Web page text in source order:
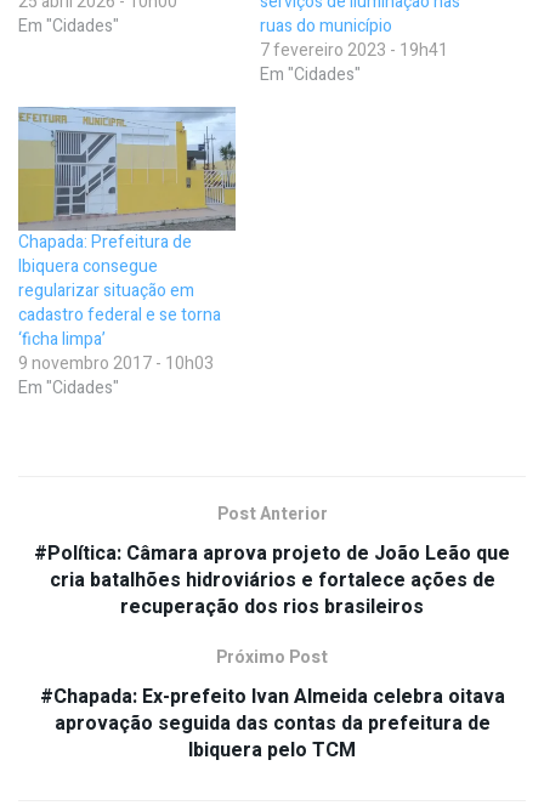
Em "Cidades"
ruas do município
7 fevereiro 2023 - 19h41
Em "Cidades"
Chapada: Prefeitura de
Ibiquera consegue
regularizar situação em
cadastro federal e se torna
‘ficha limpa’
9 novembro 2017 - 10h03
Em "Cidades"
Post Anterior
#Política: Câmara aprova projeto de João Leão que
cria batalhões hidroviários e fortalece ações de
recuperação dos rios brasileiros
Próximo Post
#Chapada: Ex-prefeito Ivan Almeida celebra oitava
aprovação seguida das contas da prefeitura de
Ibiquera pelo TCM